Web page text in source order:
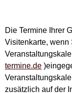
Die Termine Ihrer
Visitenkarte, wenn
termine.de
zusätzlich auf der